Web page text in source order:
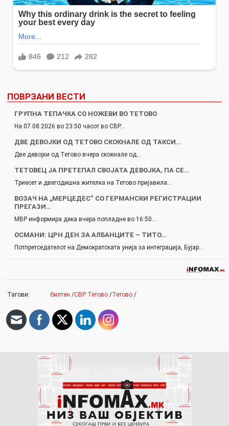
ПОВРЗАНИ ВЕСТИ
ГРУПНА ТЕПАЧКА СО НОЖЕВИ ВО ТЕТОВО
На 07.08.2026 во 23:50 часот во СВР…
ДВЕ ДЕВОЈКИ ОД ТЕТОВО СКОКНАЛЕ ОД ТАКСИ…
Две девојки од Тетово вчера скокнале од…
ТЕТОВЕЦ ЈА ПРЕТЕПАЛ СВОЈАТА ДЕВОЈКА, ПА СЕ…
Триесет и двегодишна жителка на Тетово пријавила…
ВОЗАЧ НА „МЕРЦЕДЕС“ СО ГЕРМАНСКИ РЕГИСТРАЦИИ
ПРЕГАЗИ…
МВР информира дека вчера попладне во 16:50…
ОСМАНИ: ЦРН ДЕН ЗА АЛБАНЦИТЕ – ТИТО…
Потпретседателот на Демократската унија за интеграција, Бујар…
Тагови: билтен /СВР Тетово /Тетово /